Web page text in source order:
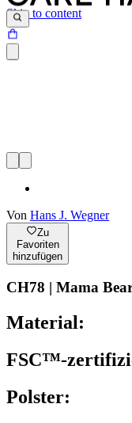
Skip to content
Von Hans J. Wegner
Zu
Favoriten
hinzufügen
CH78 | Mama
Material:
FSC™-
Polster: